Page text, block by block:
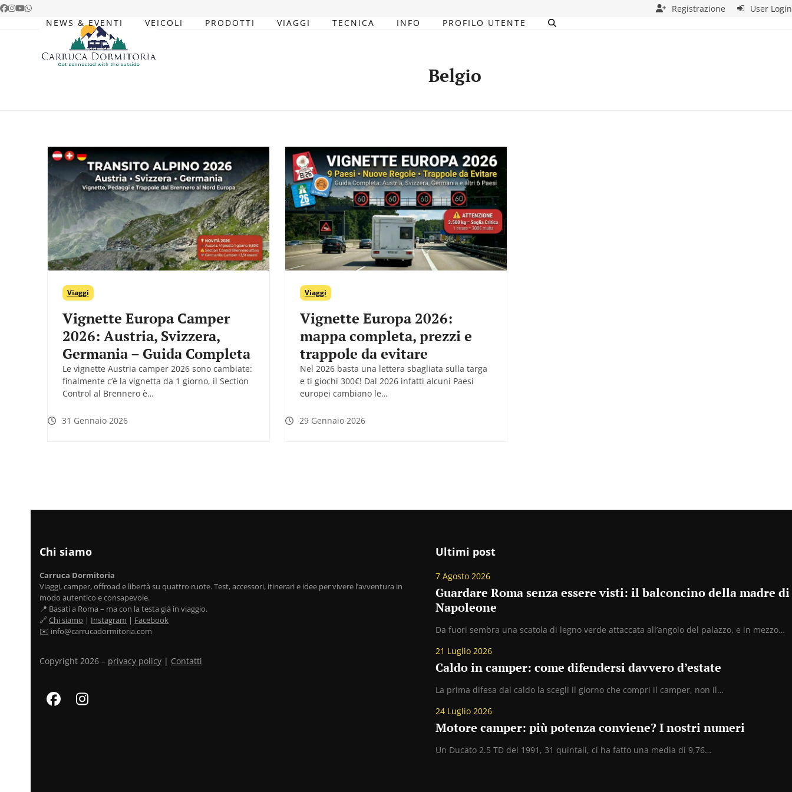
Skip
Facebook
Instagram
YouTube
Whatsapp Registrazione
User Login
NEWS & EVENTI
VEICOLI PRODOTTI VIAGGI TECNICA INFO PROFILO UTENTE
Belgio
Viaggi
Vignette Europa Camper
2026: Austria, Svizzera,
Germania – Guida Completa
Le vignette Austria camper 2026 sono cambiate:
finalmente c’è la vignetta da 1 giorno, il Section
Control al Brennero è…
31 Gennaio 2026
Viaggi
Vignette Europa 2026:
mappa completa, prezzi e
trappole da evitare
Nel 2026 basta una lettera sbagliata sulla targa
e ti giochi 300€! Dal 2026 infatti alcuni Paesi
europei cambiano le…
29 Gennaio 2026
Chi siamo
Carruca Dormitoria
Viaggi, camper, offroad e libertà su quattro ruote. Test, accessori, itinerari e idee per vivere l’avventura in
modo autentico e consapevole.
📍 Basati a Roma – ma con la testa già in viaggio.
🔗Chi siamo | Instagram | Facebook
✉️ info@carrucadormitoria.com
Copyright 2026 – privacy policy | Contatti
FacebookInstagram
Ultimi post
7 Agosto 2026
Guardare Roma senza essere visti: il balconcino della madre di
Napoleone
Da fuori sembra una scatola di legno verde attaccata all’angolo del palazzo, e in mezzo…
21 Luglio 2026
Caldo in camper: come difendersi davvero d’estate
La prima difesa dal caldo la scegli il giorno che compri il camper, non il…
24 Luglio 2026
Motore camper: più potenza conviene? I nostri numeri
Un Ducato 2.5 TD del 1991, 31 quintali, ci ha fatto una media di 9,76…